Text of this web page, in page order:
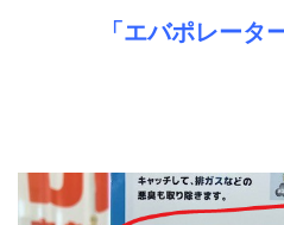
「エバポレータ